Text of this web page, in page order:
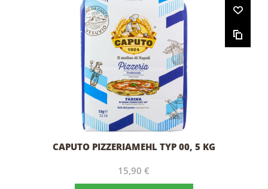
CAPUTO PIZZERIAMEHL TYP 00, 5 KG
15,90 €